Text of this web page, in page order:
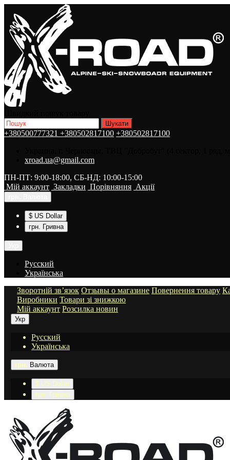
+380500777321 +380502817100 +380502817100
xroad.ua@gmail.com
ПН-ПТ: 9:00-18:00, СБ-НД: 10:00-15:00
Мій аккаунт Закладки Порівняння Акції
$ US Dollar
грн. Гривна
Русский
Українська
Зворотній зв’язок Отзывы о магазине Повернення товару
Виробники Товари зі знижкою
Мій аккаунт Розсилка новин
Укр
Русский
Українська
грн. Валюта
$ US Dollar
грн. Гривна